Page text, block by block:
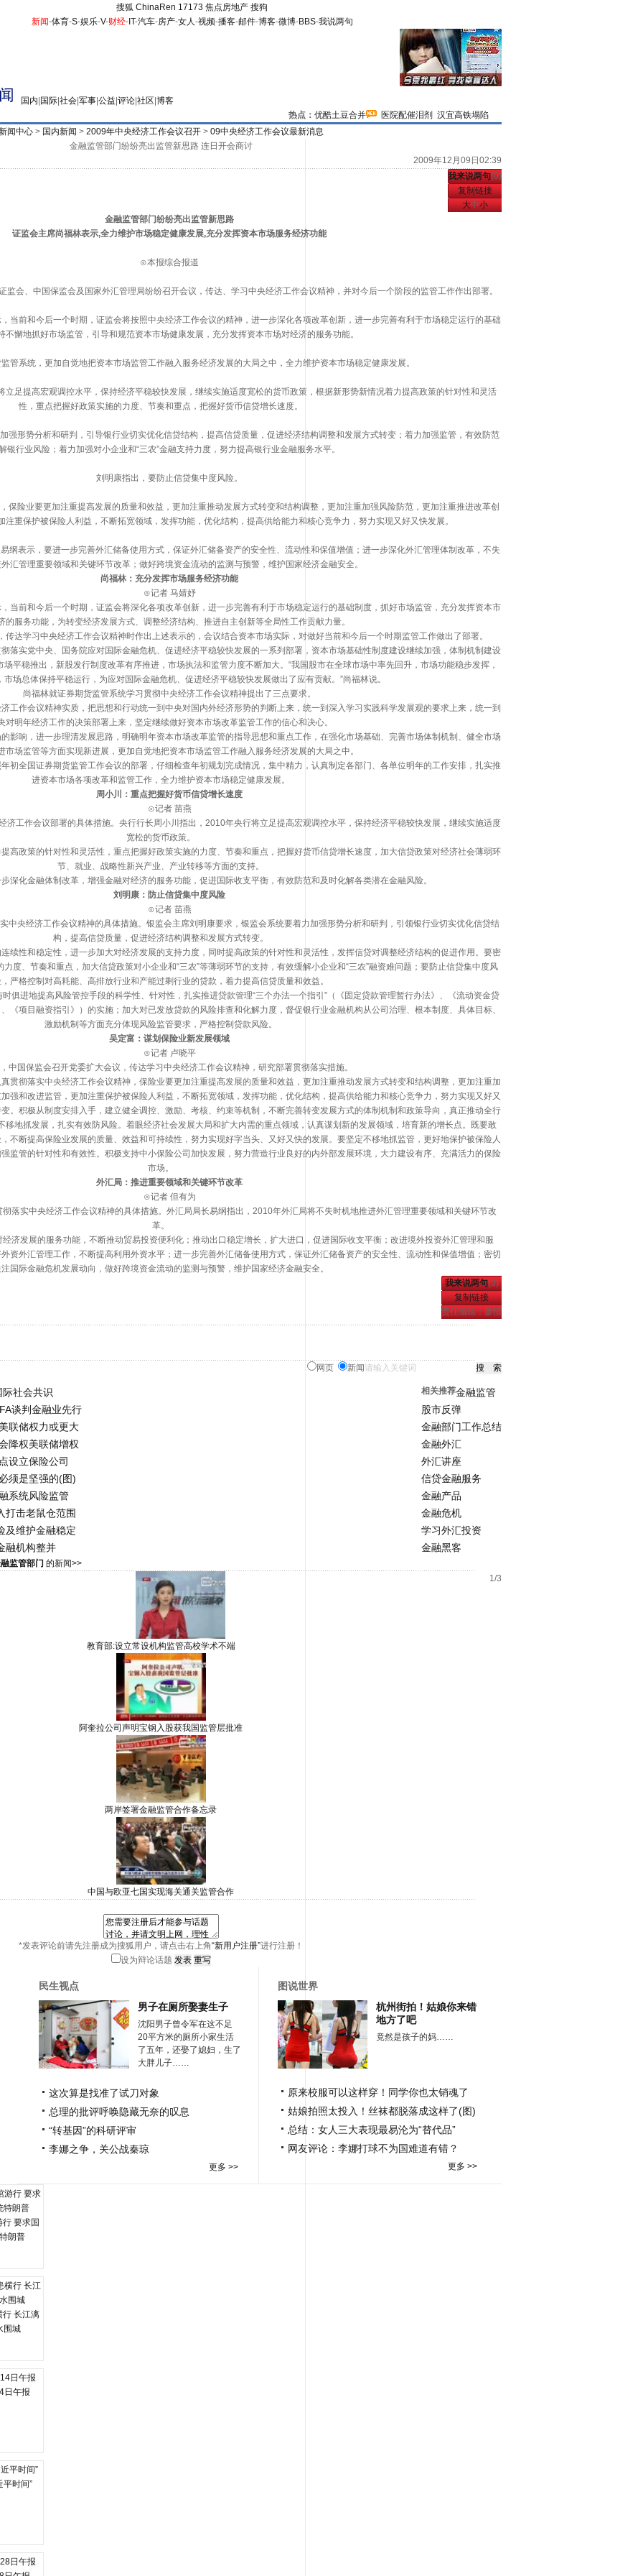
搜狐 ChinaRen 17173 焦点房地产 搜狗
新闻-体育-S-娱乐-V-财经-IT-汽车-房产-女人-视频-播客-邮件-博客-微博-BBS-我说两句
国内 国际 社会 军事 公益 评论 社区 博客
热点： 优酷土豆合并 医院配催泪剂
汉宜高铁塌陷
闻中心> 国内新闻 > 2009年中央经济工作会议召开> 09中央经济工作会议最新消息
金融监管部门纷纷亮出监管新思路 连日开会商讨
2009年12月09日02:39
我来说两句(0)
复制链接
大中小
金融监管部门纷纷亮出监管新思路
证监会主席尚福林表示,全力维护市场稳定健康发展,充分发挥资本市场服务经济功能
⊙本报综合报道
、中国保监会及国家外汇管理局纷纷召开会议，传达、学习中央经济工作会议精神，并对今后一个阶段的监管工作作出部署。
前和今后一个时期，证监会将按照中央经济工作会议的精神，进一步深化各项改革创新，进一步完善有利于市场稳定运行的基础
不懈地抓好市场监管，引导和规范资本市场健康发展，充分发挥资本市场对经济的服务功能。
系统，更加自觉地把资本市场监管工作融入服务经济发展的大局之中，全力维护资本市场稳定健康发展。
提高宏观调控水平，保持经济平稳较快发展，继续实施适度宽松的货币政策，根据新形势新情况着力提高政策的针对性和灵活
性，重点把握好政策实施的力度、节奏和重点，把握好货币信贷增长速度。
形势分析和研判，引导银行业切实优化信贷结构，提高信贷质量，促进经济结构调整和发展方式转变；着力加强监管，有效防范
银行业风险；着力加强对小企业和“三农”金融支持力度，努力提高银行业金融服务水平。
刘明康指出，要防止信贷集中度风险。
险业要更加注重提高发展的质量和效益，更加注重推动发展方式转变和结构调整，更加注重加强风险防范，更加注重推进改革创
注重保护被保险人利益，不断拓宽领域，发挥功能，优化结构，提高供给能力和核心竞争力，努力实现又好又快发展。
表示，要进一步完善外汇储备使用方式，保证外汇储备资产的安全性、流动性和保值增值；进一步深化外汇管理体制改革，不失
汇管理重要领域和关键环节改革；做好跨境资金流动的监测与预警，维护国家经济金融安全。
尚福林：充分发挥市场服务经济功能
⊙记者 马婧妤
前和今后一个时期，证监会将深化各项改革创新，进一步完善有利于市场稳定运行的基础制度，抓好市场监管，充分发挥资本市
的服务功能，为转变经济发展方式、调整经济结构、推进自主创新等全局性工作贡献力量。
学习中央经济工作会议精神时作出上述表示的，会议结合资本市场实际，对做好当前和今后一个时期监管工作做出了部署。
实党中央、国务院应对国际金融危机、促进经济平稳较快发展的一系列部署，资本市场基础性制度建设继续加强，体制机制建设
平稳推出，新股发行制度改革有序推进，市场执法和监管力度不断加大。“我国股市在全球市场中率先回升，市场功能稳步发挥，
市场总体保持平稳运行，为应对国际金融危机、促进经济平稳较快发展做出了应有贡献。”尚福林说。
尚福林就证券期货监管系统学习贯彻中央经济工作会议精神提出了三点要求。
作会议精神实质，把思想和行动统一到中央对国内外经济形势的判断上来，统一到深入学习实践科学发展观的要求上来，统一到
对明年经济工作的决策部署上来，坚定继续做好资本市场改革监管工作的信心和决心。
响，进一步理清发展思路，明确明年资本市场改革监管的指导思想和重点工作，在强化市场基础、完善市场体制机制、健全市场
市场监管等方面实现新进展，更加自觉地把资本市场监管工作融入服务经济发展的大局之中。
全国证券期货监管工作会议的部署，仔细检查年初规划完成情况，集中精力，认真制定各部门、各单位明年的工作安排，扎实推
进资本市场各项改革和监管工作，全力维护资本市场稳定健康发展。
周小川：重点把握好货币信贷增长速度
⊙记者 苗燕
工作会议部署的具体措施。央行行长周小川指出，2010年央行将立足提高宏观调控水平，保持经济平稳较快发展，继续实施适度
宽松的货币政策。
政策的针对性和灵活性，重点把握好政策实施的力度、节奏和重点，把握好货币信贷增长速度，加大信贷政策对经济社会薄弱环
节、就业、战略性新兴产业、产业转移等方面的支持。
化金融体制改革，增强金融对经济的服务功能，促进国际收支平衡，有效防范和及时化解各类潜在金融风险。
刘明康：防止信贷集中度风险
⊙记者 苗燕
央经济工作会议精神的具体措施。银监会主席刘明康要求，银监会系统要着力加强形势分析和研判，引领银行业切实优化信贷结
构，提高信贷质量，促进经济结构调整和发展方式转变。
性和稳定性，进一步加大对经济发展的支持力度，同时提高政策的针对性和灵活性，发挥信贷对调整经济结构的促进作用。要密
度、节奏和重点，加大信贷政策对小企业和“三农”等薄弱环节的支持，有效缓解小企业和“三农”融资难问题；要防止信贷集中度风
，严格控制对高耗能、高排放行业和产能过剩行业的贷款，着力提高信贷质量和效益。
进地提高风险管控手段的科学性、针对性，扎实推进贷款管理“三个办法一个指引”（《固定贷款管理暂行办法》、《流动资金贷
《项目融资指引》）的实施；加大对已发放贷款的风险排查和化解力度，督促银行业金融机构从公司治理、根本制度、具体目标、
激励机制等方面充分体现风险监管要求，严格控制贷款风险。
吴定富：谋划保险业新发展领域
⊙记者 卢晓平
国保监会召开党委扩大会议，传达学习中央经济工作会议精神，研究部署贯彻落实措施。
彻落实中央经济工作会议精神，保险业要更加注重提高发展的质量和效益，更加注重推动发展方式转变和结构调整，更加注重加
强和改进监管，更加注重保护被保险人利益，不断拓宽领域，发挥功能，优化结构，提高供给能力和核心竞争力，努力实现又好又
。积极从制度安排入手，建立健全调控、激励、考核、约束等机制，不断完善转变发展方式的体制机制和政策导向，真正推动全行
地抓发展，扎实有效防风险。着眼经济社会发展大局和扩大内需的重点领域，认真谋划新的发展领域，培育新的增长点。既要敢
不断提高保险业发展的质量、效益和可持续性，努力实现好字当头、又好又快的发展。要坚定不移地抓监管，更好地保护被保险人
监管的针对性和有效性。积极支持中小保险公司加快发展，努力营造行业良好的内外部发展环境，大力建设有序、充满活力的保险
市场。
外汇局：推进重要领域和关键环节改革
⊙记者 但有为
实中央经济工作会议精神的具体措施。外汇局局长易纲指出，2010年外汇局将不失时机地推进外汇管理重要领域和关键环节改
革。
发展的服务功能，不断推动贸易投资便利化；推动出口稳定增长，扩大进口，促进国际收支平衡；改进境外投资外汇管理和服
资外汇管理工作，不断提高利用外资水平；进一步完善外汇储备使用方式，保证外汇储备资产的安全性、流动性和保值增值；密切
注国际金融危机发展动向，做好跨境资金流动的监测与预警，维护国家经济金融安全。
我来说两句(0)
复制链接
责任编辑：廖恒
网页 新闻
社会共识
谈判金融业先行
联储权力或更大
降权美联储增权
设立保险公司
须是坚强的(图)
系统风险监管
打击老鼠仓范围
及维护金融稳定
融机构整并
监管部门 的新闻>>
相关推荐金融监管
股市反弹
金融部门工作总结
金融外汇
外汇讲座
信贷金融服务
金融产品
金融危机
学习外汇投资
金融黑客
1/3
教育部:设立常设机构监管高校学术不端
阿奎拉公司声明宝钢入股获我国监管层批准
两岸签署金融监管合作备忘录
中国与欧亚七国实现海关通关监管合作
*发表评论前请先注册成为搜狐用户，请点击右上角“新用户注册”进行注册！
设为辩论话题
民生视点
男子在厕所娶妻生子
沈阳男子曾令军在这不足
20平方米的厕所小家生活
了五年，还娶了媳妇，生了
大胖儿子……
这次算是找准了试刀对象
总理的批评呼唤隐藏无奈的叹息
“转基因”的科研评审
李娜之争，关公战秦琼
更多 >>
图说世界
杭州街拍！姑娘你来错
地方了吧
竟然是孩子的妈……
原来校服可以这样穿！同学你也太销魂了
姑娘拍照太投入！丝袜都脱落成这样了(图)
总结：女人三大表现最易沦为“替代品”
网友评论：李娜打球不为国难道有错？
更多 >>
要求国
朗普
行 长江漓
围城
日午报
平时间”